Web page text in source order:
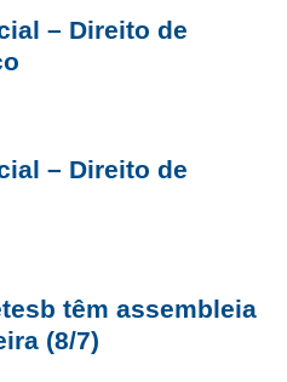
ANUIDADE DE SÓCIO
– Direito de
– Direito de
têm assembleia
(8/7)